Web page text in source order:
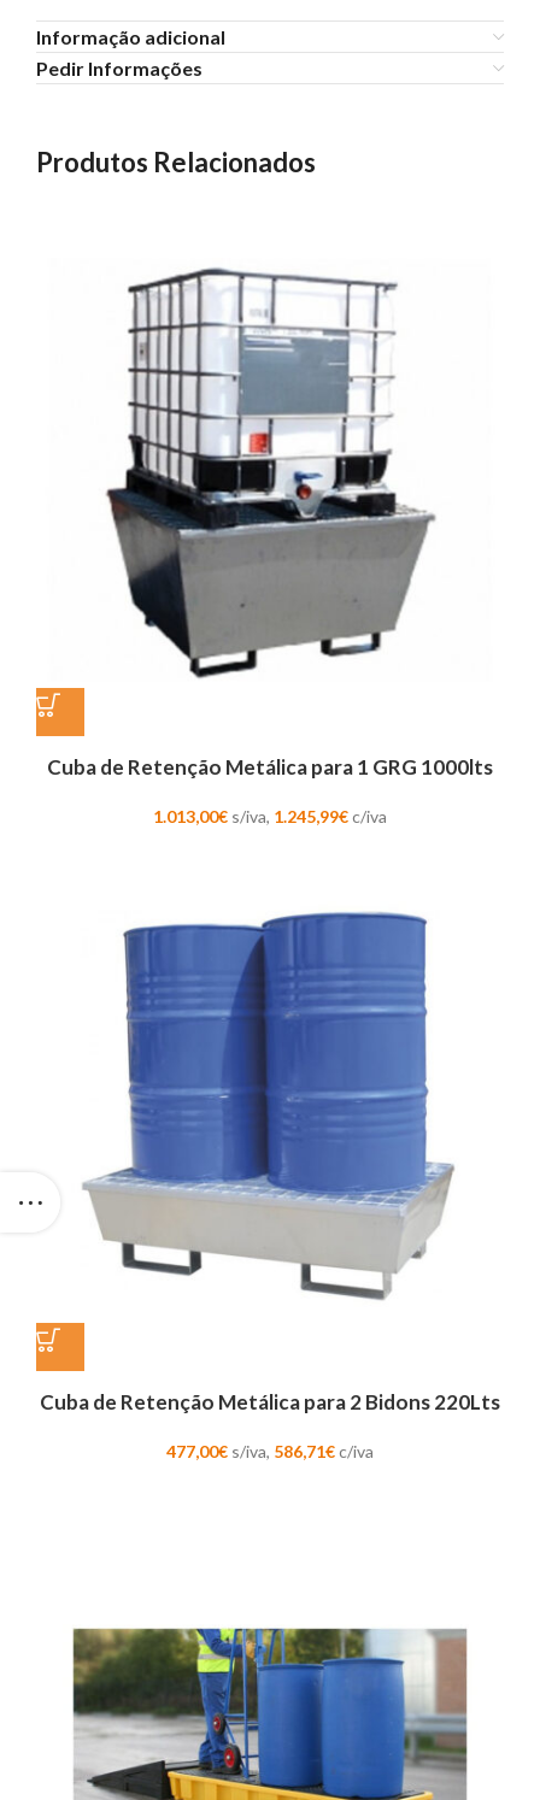
Informação adicional
Pedir Informações
Produtos Relacionados
Cuba de Retenção Metálica para 1 GRG 1000lts
1.013,00€ s/iva, 1.245,99€c/iva
Cuba de Retenção Metálica para 2 Bidons 220Lts
477,00€ s/iva, 586,71€c/iva